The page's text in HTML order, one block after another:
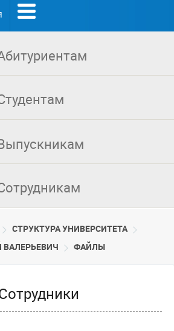
Выпускникам
CТРУКТУРА УНИВЕРСИТЕТА
ВАЛЕРЬЕВИЧ
ФАЙЛЫ